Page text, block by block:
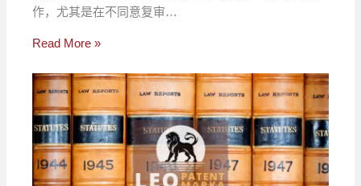
作，尤其是在不同意复审…
Read More »